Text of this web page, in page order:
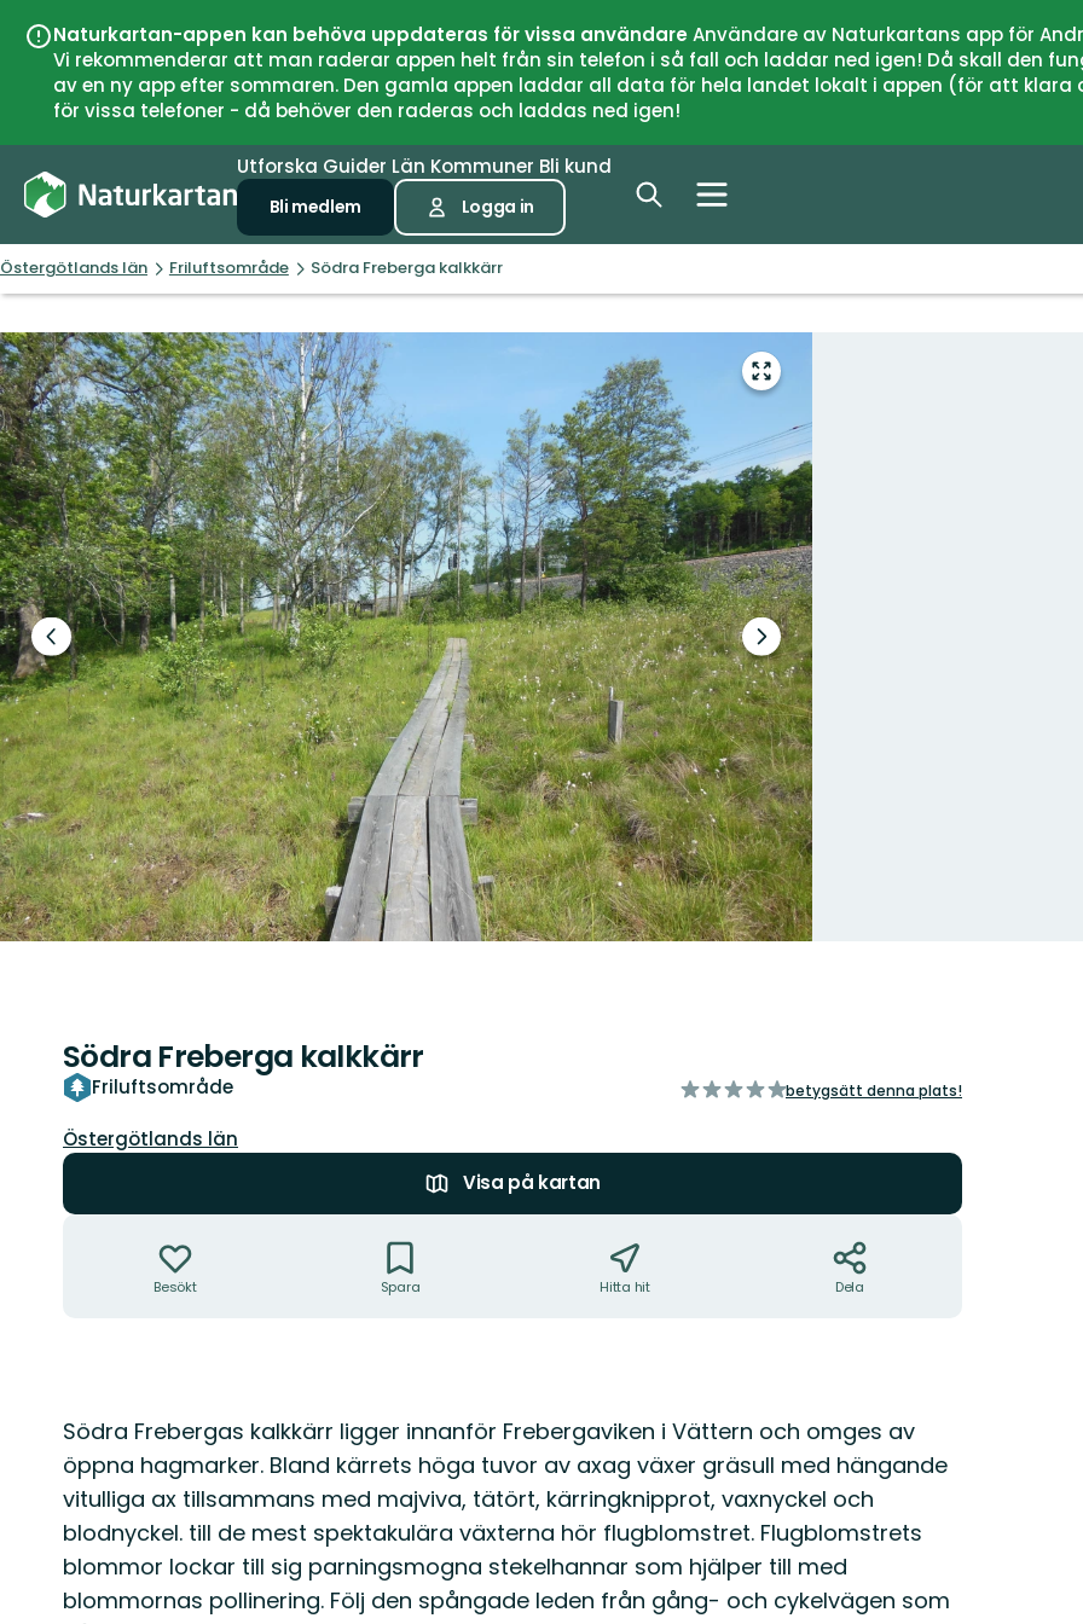
Naturkartan-appen kan behöva uppdateras för vissa användareAnvändare av Naturkartans app för
Vi rekommenderar att man raderar appen helt från sin telefon i så fall och laddar ned igen! Då skall den
av en ny app efter sommaren. Den gamla appen laddar all data för hela landet lokalt i appen (för att
för vissa telefoner - då behöver den raderas och laddas ned igen!
Utforska Guider Län Kommuner Bli kund
Bli medlem Logga in
Östergötlands län Friluftsområde Södra Freberga kalkkärr
Gå
till
helskärmsläge
Föregående
bild
Nästa
bildspel
Södra Freberga kalkkärr
Friluftsområde
av
betygsätt denna plats!
Län:
Östergötlands län
Visa på kartan
Besökt Spara Hitta hit Dela
Beskrivning
Södra Frebergas kalkkärr ligger innanför Frebergaviken i Vättern och omges av
öppna hagmarker. Bland kärrets höga tuvor av axag växer gräsull med hängande
vitulliga ax tillsammans med majviva, tätört, kärringknipprot, vaxnyckel och
blodnyckel. till de mest spektakulära växterna hör flugblomstret. Flugblomstrets
blommor lockar till sig parningsmogna stekelhannar som hjälper till med
blommornas pollinering. Följ den spångade leden från gång- och cykelvägen som